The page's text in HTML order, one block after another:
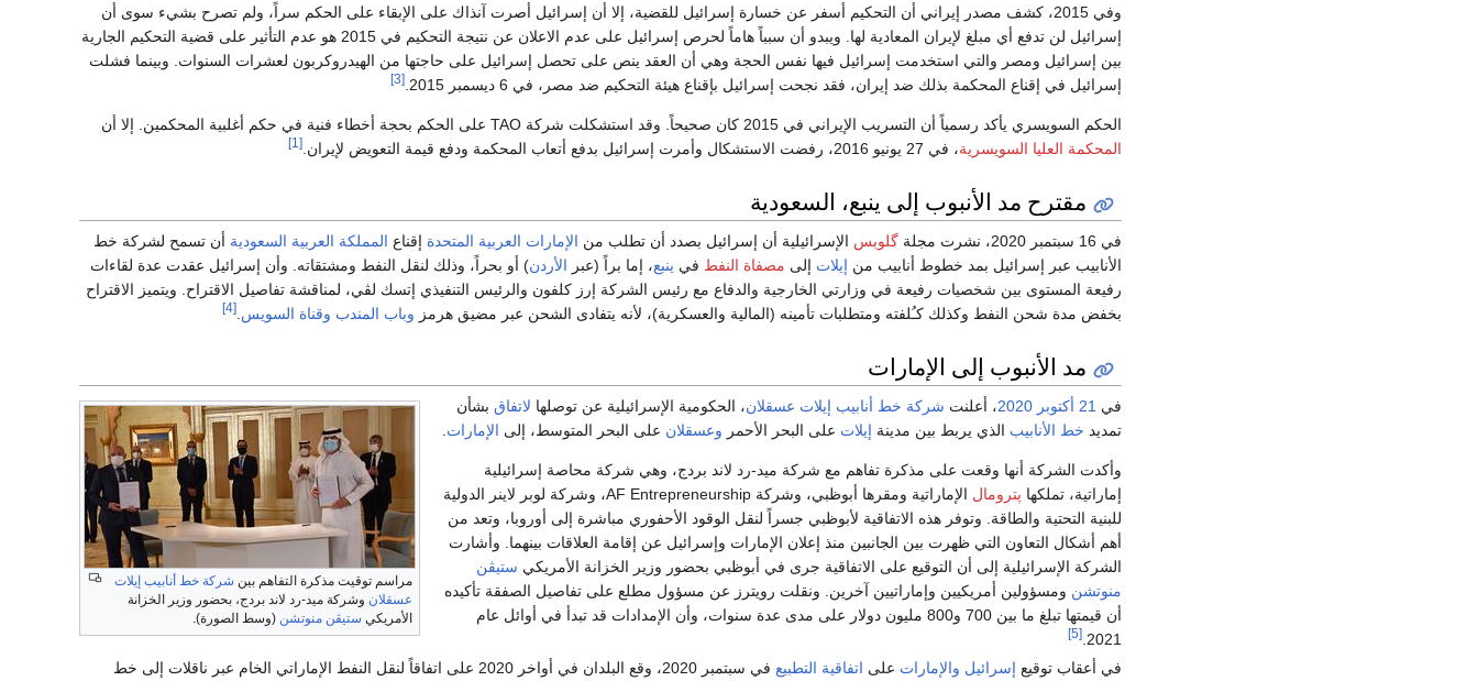
وفي 2015، كشف مصدر إيراني أن التحكيم أسفر عن خسارة إسرائيل للقضية، إلا أن إسرائيل أصرت آنذاك على الإبقاء على الحكم سراً، ولم تصرح بشيء سوى أن
إسرائيل لن تدفع أي مبلغ لإيران المعادية لها. ويبدو أن سبباً هاماً لحرص إسرائيل على عدم الاعلان عن نتيجة التحكيم في 2015 هو عدم التأثير على قضية التحكيم الجارية
بين إسرائيل ومصر والتي استخدمت إسرائيل فيها نفس الحجة وهي أن العقد ينص على تحصل إسرائيل على حاجتها من الهيدروكربون لعشرات السنوات. وبينما فشلت
إسرائيل في إقناع المحكمة بذلك ضد إيران، فقد نجحت إسرائيل بإقناع هيئة التحكيم ضد مصر، في 6 ديسمبر 2015.
[3]
الحكم السويسري يأكد رسمياً أن التسريب الإيراني في 2015 كان صحيحاً. وقد استشكلت شركة TAO على الحكم بحجة أخطاء فنية في حكم أغلبية المحكمين. إلا أن
المحكمة العليا السويسرية، في 27 يونيو 2016، رفضت الاستشكال وأمرت إسرائيل بدفع أتعاب المحكمة ودفع قيمة التعويض لإيران. [1]
مقترح مد الأنبوب إلى ينبع، السعودية
في 16 سبتمبر 2020، نشرت مجلة گلوبس الإسرائيلية أن إسرائيل بصدد أن تطلب من الإمارات العربية المتحدة إقناع المملكة العربية السعودية أن تسمح لشركة خط
الأنابيب عبر إسرائيل بمد خطوط أنابيب من إيلات إلى مصفاة النفط في ينبع، إما براً (عبر الأردن) أو بحراً، وذلك لنقل النفط ومشتقاته. وأن إسرائيل عقدت عدة لقاءات
رفيعة المستوى بين شخصيات رفيعة في وزارتي الخارجية والدفاع مع رئيس الشركة إرز كلفون والرئيس التنفيذي إتسك لڤي، لمناقشة تفاصيل الاقتراح. ويتميز الاقتراح
بخفض مدة شحن النفط وكذلك كـُلفته ومتطلبات تأمينه (المالية والعسكرية)، لأنه يتفادى الشحن عبر مضيق هرمز وباب المندب وقناة السويس [4]
مد الأنبوب إلى الإمارات
مراسم توقيت مذكرة التفاهم بين شركة خط أنابيب إيلات
عسقلان وشركة ميد-رد لاند بردج، بحضور وزير الخزانة
الأمريكي ستيڤن منوتشن (وسط الصورة).
في 21 أكتوبر 2020، أعلنت شركة خط أنابيب إيلات عسقلان، الحكومية الإسرائيلية عن توصلها لاتفاق بشأن
تمديد خط الأنابيب الذي يربط بين مدينة إيلات على البحر الأحمر وعسقلان على البحر المتوسط، إلى الإمارات.
وأكدت الشركة أنها وقعت على مذكرة تفاهم مع شركة ميد-رد لاند بردج، وهي شركة محاصة إسرائيلية
إماراتية، تملكها پترومال
الإماراتية ومقرها أبوظبي، وشركة AF Entrepreneurship، وشركة لوبر لاينر الدولية
للبنية التحتية والطاقة. وتوفر هذه الاتفاقية لأبوظبي جسراً لنقل الوقود الأحفوري مباشرة إلى أوروبا، وتعد من
أهم أشكال التعاون التي ظهرت بين الجانبين منذ إعلان الإمارات وإسرائيل عن إقامة العلاقات بينهما. وأشارت
الشركة الإسرائيلية إلى أن التوقيع على الاتفاقية جرى في أبوظبي بحضور وزير الخزانة الأمريكي ستيڤن
منوتشن ومسؤولين أمريكيين وإماراتيين آخرين. ونقلت رويترز عن مسؤول مطلع على تفاصيل الصفقة تأكيده
أن قيمتها تبلغ ما بين 700 و800 مليون دولار على مدى عدة سنوات، وأن الإمدادات قد تبدأ في أوائل عام
2021.
[5]
في أعقاب توقيع إسرائيل والإمارات على اتفاقية التطبيع
في سبتمبر 2020، وقع البلدان في أواخر 2020 على اتفاقاً لنقل النفط الإماراتي الخام عبر ناقلات إلى خط